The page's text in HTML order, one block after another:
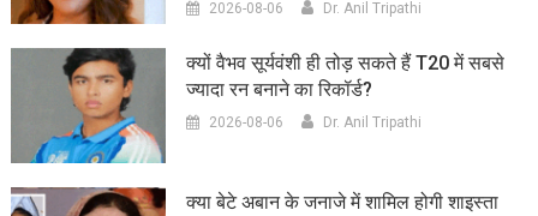
2026-08-06 Dr. Anil Tripathi
क्यों वैभव सूर्यवंशी ही तोड़ सकते हैं T20 में सबसे
ज्यादा रन बनाने का रिकॉर्ड?
2026-08-06 Dr. Anil Tripathi
क्या बेटे अबान के जनाजे में शामिल होगी शाइस्ता